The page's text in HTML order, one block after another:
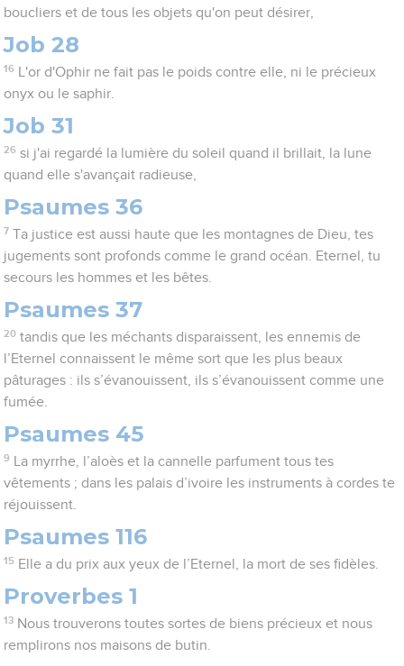
boucliers et de tous les objets qu'on peut désirer,
Job 28
16
L'or d'Ophir ne fait pas le poids contre elle, ni le précieux
onyx ou le saphir.
Job 31
26 si j'ai regardé la lumière du soleil quand il brillait, la lune
quand elle s'avançait radieuse,
Psaumes 36
7 Ta justice est aussi haute que les montagnes de Dieu, tes
jugements sont profonds comme le grand océan. Eternel, tu
secours les hommes et les bêtes.
Psaumes 37
20 tandis que les méchants disparaissent, les ennemis de
l’Eternel connaissent le même sort que les plus beaux
pâturages : ils s’évanouissent, ils s’évanouissent comme une
fumée.
Psaumes 45
9
La myrrhe, l’aloès et la cannelle parfument tous tes
vêtements ; dans les palais d’ivoire les instruments à cordes te
réjouissent.
Psaumes 116
15 Elle a du prix aux yeux de l’Eternel, la mort de ses fidèles.
Proverbes 1
13 Nous trouverons toutes sortes de biens précieux et nous
remplirons nos maisons de butin.